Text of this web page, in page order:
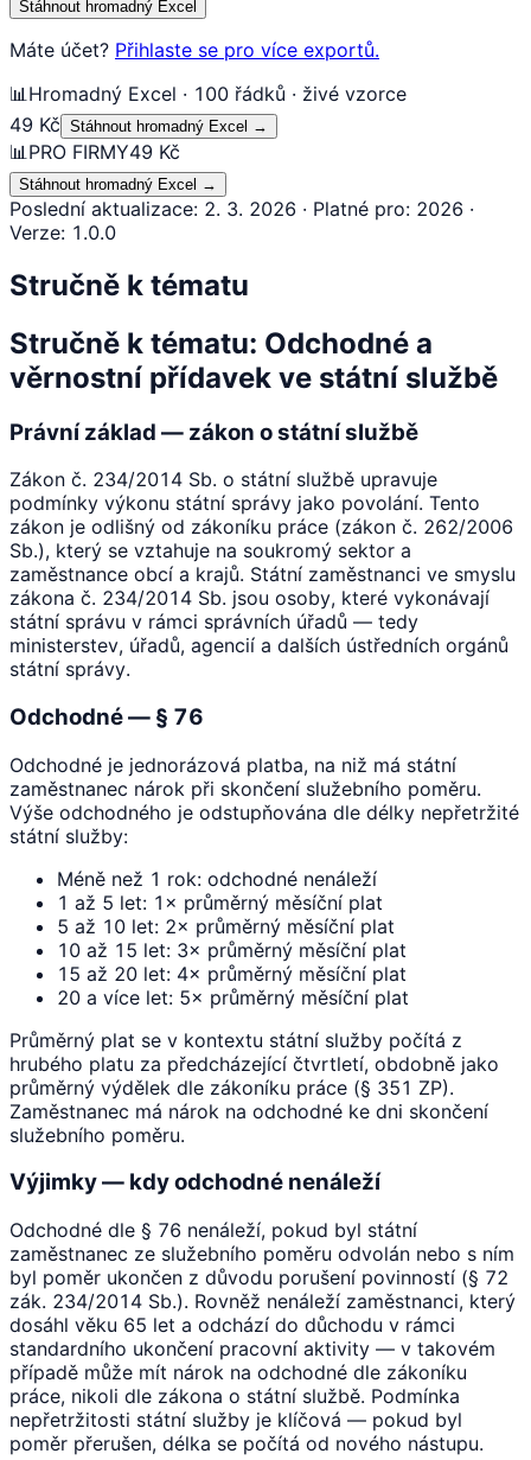
Stáhnout hromadný Excel
Máte účet? Přihlaste se pro více exportů.
📊 Hromadný Excel · 100 řádků · živé vzorce
49 Kč Stáhnout hromadný Excel →
📊 PRO FIRMY49 Kč
Stáhnout hromadný Excel →
Poslední aktualizace: 2. 3. 2026 · Platné pro: 2026 ·
Verze: 1.0.0
Stručně k tématu
Stručně k tématu: Odchodné a
věrnostní přídavek ve státní službě
Právní základ — zákon o státní službě
Zákon č. 234/2014 Sb. o státní službě upravuje
podmínky výkonu státní správy jako povolání. Tento
zákon je odlišný od zákoníku práce (zákon č. 262/2006
Sb.), který se vztahuje na soukromý sektor a
zaměstnance obcí a krajů. Státní zaměstnanci ve smyslu
zákona č. 234/2014 Sb. jsou osoby, které vykonávají
státní správu v rámci správních úřadů — tedy
ministerstev, úřadů, agencií a dalších ústředních orgánů
státní správy.
Odchodné — § 76
Odchodné je jednorázová platba, na niž má státní
zaměstnanec nárok při skončení služebního poměru.
Výše odchodného je odstupňována dle délky nepřetržité
státní služby:
Méně než 1 rok: odchodné nenáleží
1 až 5 let: 1× průměrný měsíční plat
5 až 10 let: 2× průměrný měsíční plat
10 až 15 let: 3× průměrný měsíční plat
15 až 20 let: 4× průměrný měsíční plat
20 a více let: 5× průměrný měsíční plat
Průměrný plat se v kontextu státní služby počítá z
hrubého platu za předcházející čtvrtletí, obdobně jako
průměrný výdělek dle zákoníku práce (§ 351 ZP).
Zaměstnanec má nárok na odchodné ke dni skončení
služebního poměru.
Výjimky — kdy odchodné nenáleží
Odchodné dle § 76 nenáleží, pokud byl státní
zaměstnanec ze služebního poměru odvolán nebo s ním
byl poměr ukončen z důvodu porušení povinností (§ 72
zák. 234/2014 Sb.). Rovněž nenáleží zaměstnanci, který
dosáhl věku 65 let a odchází do důchodu v rámci
standardního ukončení pracovní aktivity — v takovém
případě může mít nárok na odchodné dle zákoníku
práce, nikoli dle zákona o státní službě. Podmínka
nepřetržitosti státní služby je klíčová — pokud byl
poměr přerušen, délka se počítá od nového nástupu.